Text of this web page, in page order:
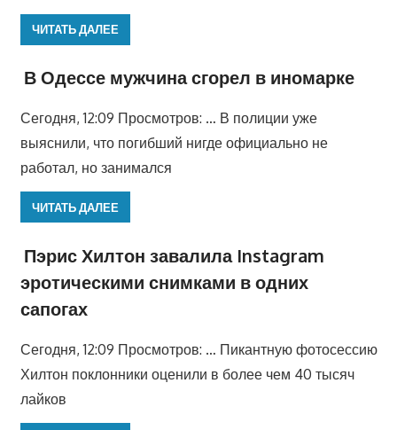
ЧИТАТЬ ДАЛЕЕ
В Одессе мужчина сгорел в иномарке
Сегодня, 12:09 Просмотров: … В полиции уже
выяснили, что погибший нигде официально не
работал, но занимался
ЧИТАТЬ ДАЛЕЕ
Пэрис Хилтон завалила Instagram
эротическими снимками в одних
сапогах
Сегодня, 12:09 Просмотров: … Пикантную фотосессию
Хилтон поклонники оценили в более чем 40 тысяч
лайков